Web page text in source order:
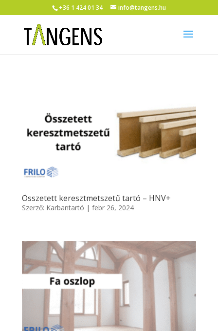
+36 1 424 01 34 info@tangens.hu
Összetett keresztmetszetű tartó – HNV+
Szerző: Karbantartó | febr 26, 2024